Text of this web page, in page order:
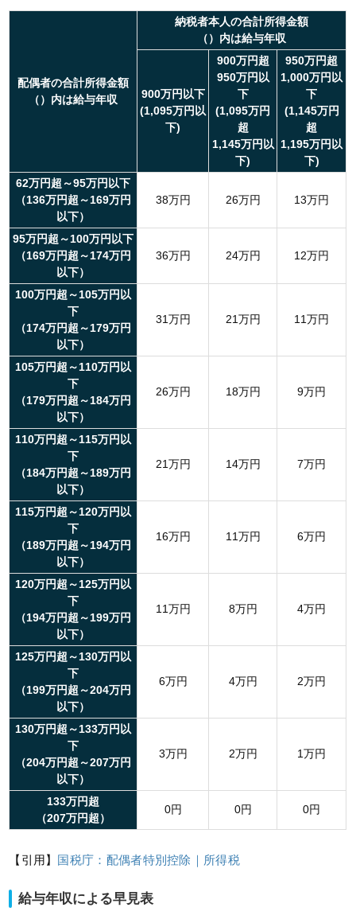
配偶者の合計所得金額
（）内は給与年収
納税者本人の合計所得金額
（）内は給与年収
900万円以下
(1,095万円以
下)
900万円超
950万円以
下
(1,095万円
超
1,145万円以
下)
950万円超
1,000万円以
下
(1,145万円
超
1,195万円以
下)
62万円超～95万円以下
（136万円超～169万円
以下）
38万円 26万円 13万円
95万円超～100万円以下
（169万円超～174万円
以下）
36万円 24万円 12万円
100万円超～105万円以
下
（174万円超～179万円
以下）
31万円 21万円 11万円
105万円超～110万円以
下
（179万円超～184万円
以下）
26万円 18万円 9万円
110万円超～115万円以
下
（184万円超～189万円
以下）
21万円 14万円 7万円
115万円超～120万円以
下
（189万円超～194万円
以下）
16万円 11万円 6万円
120万円超～125万円以
下
（194万円超～199万円
以下）
11万円 8万円 4万円
125万円超～130万円以
下
（199万円超～204万円
以下）
6万円 4万円 2万円
130万円超～133万円以
下
（204万円超～207万円
以下）
3万円 2万円 1万円
133万円超
（207万円超）
0円 0円 0円
【引用】 国税庁：配偶者特別控除｜所得税
給与年収による早見表